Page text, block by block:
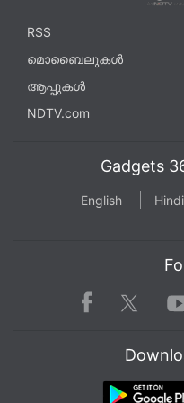
ആധികാരികതയും
കാരണമാകുന്നുണ്ട്.
RSS
മൊബൈലുകൾ
ആപ്പുകൾ
NDTV.com
Gadgets
English Hindi
Facebook Twitter